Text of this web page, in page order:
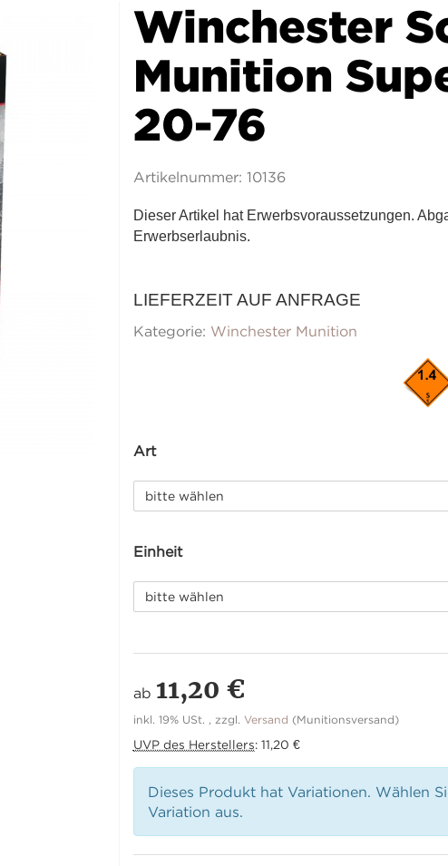
Winchester
Munition
20-76
Artikelnummer: 10136
Dieser Artikel hat Erwerbsvoraussetzungen.
Erwerbserlaubnis.
LIEFERZEIT AUF ANFRAGE
Kategorie: Winchester Munition
Art
bitte wählen
Einheit
bitte wählen
ab 11,20 €
inkl. 19% USt. , zzgl. Versand (Munitionsversand)
UVP des Herstellers: 11,20 €
Dieses Produkt hat Variationen. Wählen
Variation aus.